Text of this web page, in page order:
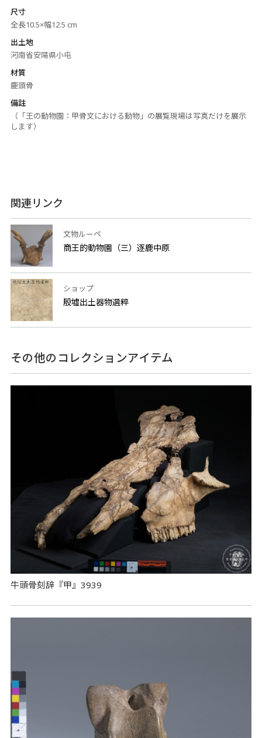
尺寸
全長10.5×幅12.5 cm
出土地
河南省安陽県小屯
材質
鹿頭骨
備註
（「王の動物園：甲骨文における動物」の展覧現場は写真だけを展示
します）
関連リンク
文物ルーペ
商王的動物園（三）逐鹿中原
ショップ
殷墟出土器物選粹
その他のコレクションアイテム
牛頭骨刻辞『甲』3939